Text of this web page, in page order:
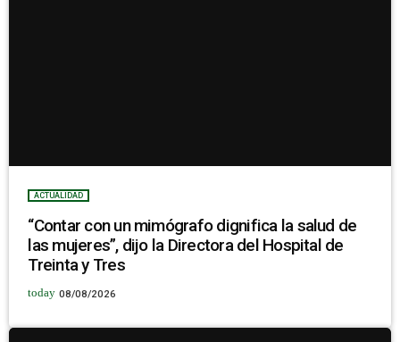
ACTUALIDAD
“Contar con un mimógrafo dignifica la salud de
las mujeres”, dijo la Directora del Hospital de
Treinta y Tres
today 08/08/2026